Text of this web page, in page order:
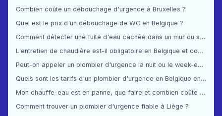
Combien coûte un débouchage d'urgence à Bruxelles ?
Quel est le prix d'un débouchage de WC en Belgique ?
Comment détecter une fuite d'eau cachée dans un mur ou sous le sol ?
L'entretien de chaudière est-il obligatoire en Belgique et combien ça coûte ?
Peut-on appeler un plombier d'urgence la nuit ou le week-end en Belgique ?
Quels sont les tarifs d'un plombier d'urgence en Belgique en 2025 ?
Mon chauffe-eau est en panne, que faire et combien coûte la réparation ?
Comment trouver un plombier d'urgence fiable à Liège ?